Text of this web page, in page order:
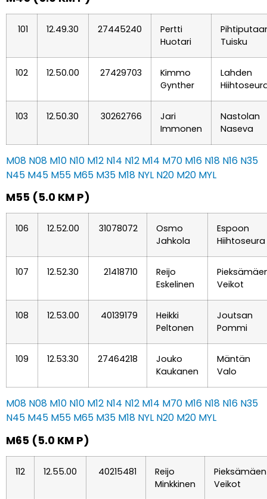
101 12.49.30 27445240
Pertti
Huotari
Tuisku
102 12.50.00 27429703
Kimmo
Gynther
Lahden
103 12.50.30 30262766
Jari
Immonen
Nastolan
Naseva
M08 N08 M10 N10 M12 N14 N12 M14 M70 M16 N18 N16 N35
N45 M45 M55 M65 M35 M18 NYL N20 M20 MYL
M55 (5.0 KM P)
106 12.52.00 31078072
Osmo
Jahkola
Espoon
Hiihtoseura
107 12.52.30 21418710
Reijo
Eskelinen
Veikot
108 12.53.00 40139179
Heikki
Peltonen
Joutsan
Pommi
109 12.53.30 27464218
Jouko
Kaukanen
Mäntän
Valo
M08 N08 M10 N10 M12 N14 N12 M14 M70 M16 N18 N16 N35
N45 M45 M55 M65 M35 M18 NYL N20 M20 MYL
M65 (5.0 KM P)
112 12.55.00 40215481
Reijo
Minkkinen
Pieksämäen
Veikot